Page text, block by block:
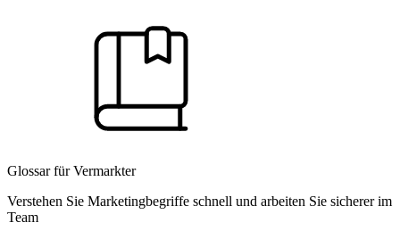
Glossar für Vermarkter
Verstehen Sie Marketingbegriffe schnell und arbeiten Sie sicherer im
Team